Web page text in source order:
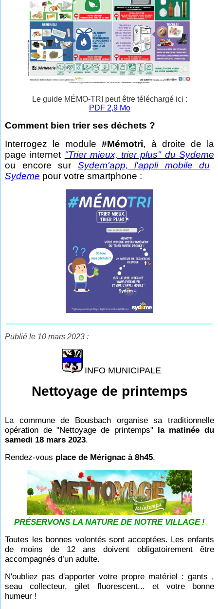
Le guide MÉMO-TRI peut être téléchargé ici :
PDF 2,9 Mo
Comment bien trier ses déchets ?
Interrogez le module#Mémotri, à droite de la
page internet "Trier mieux, trier plus" du Sydeme
ou encore sur Sydem'app, l'appli mobile du
Sydeme pour votre smartphone :
Publié le 10 mars 2023 :
INFO MUNICIPALE
Nettoyage de printemps
La commune de Bousbach organise sa traditionnelle
opération de "Nettoyage de printemps" la matinée du
samedi 18 mars 2023.
Rendez-vous place de Mérignac à 8h45.
PRÉSERVONS LA NATURE DE NOTRE VILLAGE !
Toutes les bonnes volontés sont acceptées. Les enfants
de moins de 12 ans doivent obligatoirement être
accompagnés d’un adulte.
N'oubliez pas d'apporter votre propre matériel : gants ,
seau collecteur, gilet fluorescent... et votre bonne
humeur !